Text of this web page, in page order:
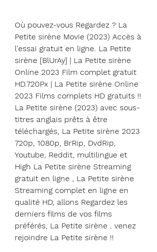
Où pouvez-vous Regardez ? La
Petite sirène Movie (2023) Accès à
l'essai gratuit en ligne. La Petite
sirène [BlUrAy] | La Petite sirène
Online 2023 Film complet gratuit
HD.720Px | La Petite sirène Online
2023 Films complets HD gratuits !!
La Petite sirène (2023) avec sous-
titres anglais prêts à être
téléchargés, La Petite sirène 2023
720p, 1080p, BrRip, DvdRip,
Youtube, Reddit, multilingue et
High La Petite sirène Streaming
gratuit en ligne , La Petite sirène
Streaming complet en ligne en
qualité HD, allons Regardez les
derniers films de vos films
préférés, La Petite sirène . venez
rejoindre La Petite sirène !!